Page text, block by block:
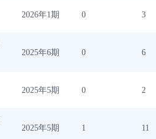
2026年1期 0 3
2025年6期 0 6
2025年5期 0 2
2025年5期 1 11